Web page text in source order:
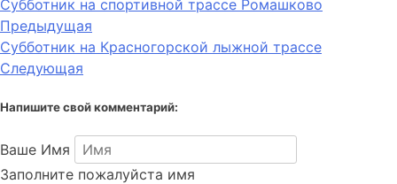
Субботник на спортивной трассе Ромашково
Предыдущая
Субботник на Красногорской лыжной трассе
Следующая
Напишите свой комментарий:
Ваше Имя
Заполните пожалуйста имя